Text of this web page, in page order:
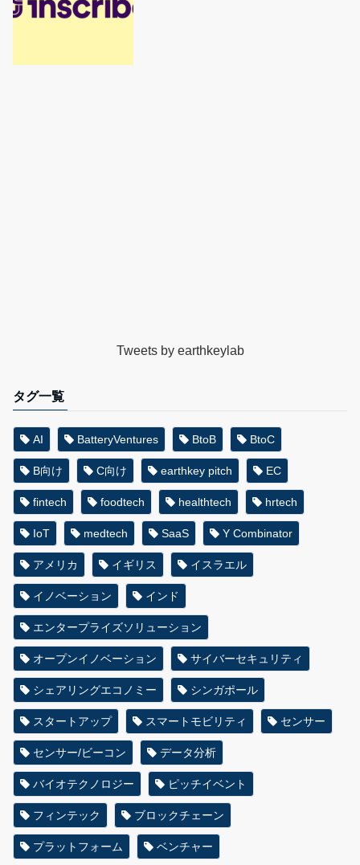
Tweets by earthkeylab
タグ一覧
AI BatteryVentures BtoB BtoC
B向け C向け earthkey pitch EC
fintech foodtech healthtech hrtech
IoT medtech SaaS Y Combinator
アメリカ イギリス イスラエル
イノベーション インド
エンタープライズソリューション
オープンイノベーション サイバーセキュリティ
シェアリングエコノミー シンガポール
スタートアップ スマートモビリティ センサー
センサー/ビーコン データ分析
バイオテクノロジー ピッチイベント
フィンテック ブロックチェーン
プラットフォーム ベンチャー